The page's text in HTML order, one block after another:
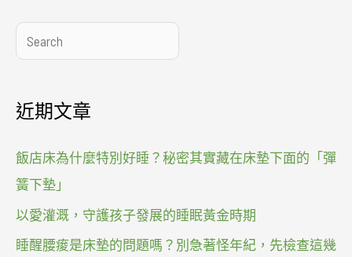
搜
尋
近期文章
飯店床為什麼特別好睡？秘密其實藏在床墊下面的「彈
簧下墊」
以愛灌溉，守護孩子發展的睡眠黃金時期
睡醒腰痠是床墊的問題嗎？別急著怪年紀，先檢查這幾